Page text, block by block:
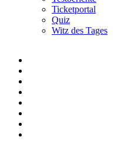
Ticketportal
Quiz
Witz des Tages